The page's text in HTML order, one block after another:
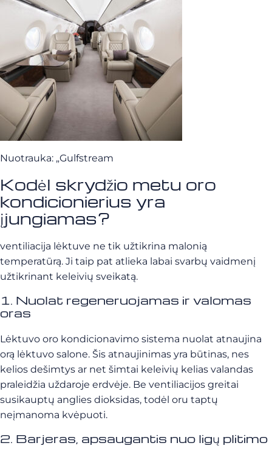
Nuotrauka: „Gulfstream
Kodėl skrydžio metu oro
kondicionierius yra
įjungiamas?
ventiliacija lėktuve ne tik užtikrina malonią
temperatūrą. Ji taip pat atlieka labai svarbų vaidmenį
užtikrinant keleivių sveikatą.
1. Nuolat regeneruojamas ir valomas
oras
Lėktuvo oro kondicionavimo sistema nuolat atnaujina
orą lėktuvo salone. Šis atnaujinimas yra būtinas, nes
kelios dešimtys ar net šimtai keleivių kelias valandas
praleidžia uždaroje erdvėje. Be ventiliacijos greitai
susikauptų anglies dioksidas, todėl oru taptų
neįmanoma kvėpuoti.
2. Barjeras, apsaugantis nuo ligų plitimo